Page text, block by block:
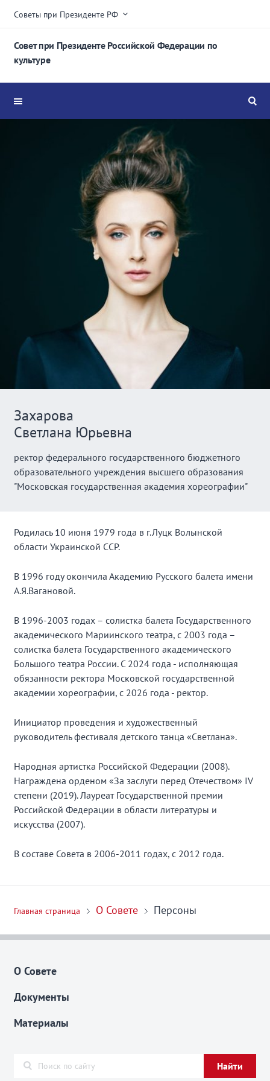
Советы при Президенте РФ
Совет при Президенте Российской Федерации по
культуре
Захарова
Светлана Юрьевна
ректор федерального государственного бюджетного
образовательного учреждения высшего образования
"Московская государственная академия хореографии"
Родилась 10 июня 1979 года в г.Луцк Волынской
области Украинской ССР.
В 1996 году окончила Академию Русского балета имени
А.Я.Вагановой.
В 1996-2003 годах – солистка балета Государственного
академического Мариинского театра, с 2003 года –
солистка балета Государственного академического
Большого театра России. C 2024 года - исполняющая
обязанности ректора Московской государственной
академии хореографии, с 2026 года - ректор.
Инициатор проведения и художественный
руководитель фестиваля детского танца «Светлана».
Народная артистка Российской Федерации (2008).
Награждена орденом «За заслуги перед Отечеством» IV
степени (2019). Лауреат Государственной премии
Российской Федерации в области литературы и
искусства (2007).
В составе Совета в 2006-2011 годах, с 2012 года.
Главная страница О Совете Персоны
О Совете
Документы
Материалы
Найти